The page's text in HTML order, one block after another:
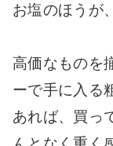
お塩のほうが
高価なものを
ーで手に入る
あれば、買っ